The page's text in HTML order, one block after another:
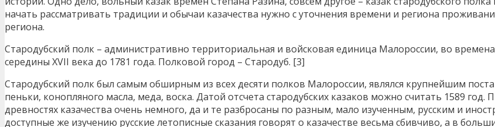
начать рассматривать традиции и обычаи казачества нужно с уточнения времени и региона
региона.
Стародубский полк – административно территориальная и войсковая единица Малороссии, во
середины XVII века до 1781 года. Полковой город – Стародуб. [3]
Стародубский полк был самым обширным из всех десяти полков Малороссии, являлся крупнейшим
пеньки, конопляного масла, меда, воска. Датой отсчета стародубских казаков можно считать 1589
древностях казачества очень немного, да и те разбросаны по разным, мало изученным, русским и
доступные же изучению русские летописные сказания говорят о казачестве весьма сбивчиво, а в